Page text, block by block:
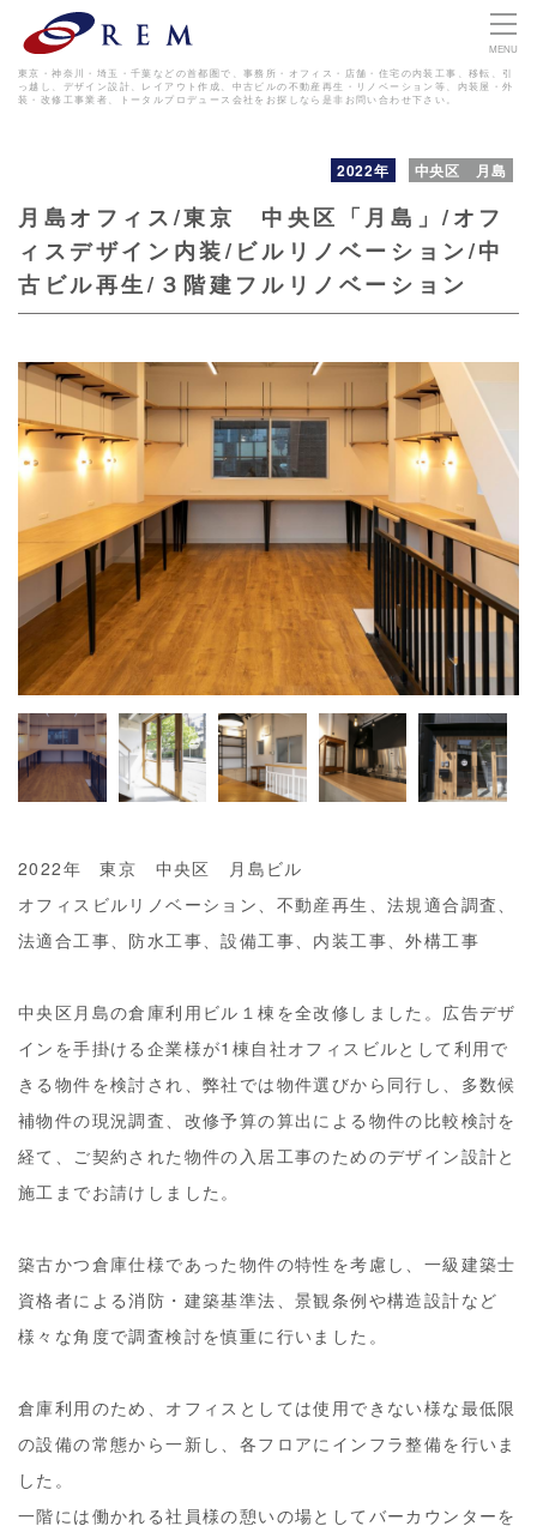
東京・神奈川・埼玉・千葉などの首都圏で、事務所・オフィス・店舗・住宅の内装工事、移転、引
っ越し、デザイン設計、レイアウト作成、 中古ビルの不動産再生・リノベーション等、内装屋・外
装・改修工事業者、トータルプロデュース会社をお探しなら是非お問い合わせ下さい。
MENU
2022年 中央区 月島
月島オフィス/東京 中央区「月島」/オフ
ィスデザイン内装/ビルリノベーション/中
古ビル再生/３階建フルリノベーション
2022年 東京 中央区 月島ビル
オフィスビルリノベーション、不動産再生、法規適合調査、
法適合工事、防水工事、設備工事、内装工事、外構工事
中央区月島の倉庫利用ビル１棟を全改修しました。広告デザ
インを手掛ける企業様が1棟自社オフィスビルとして利用で
きる物件を検討され、弊社では物件選びから同行し、多数候
補物件の現況調査、改修予算の算出による物件の比較検討を
経て、ご契約された物件の入居工事のためのデザイン設計と
施工までお請けしました。
築古かつ倉庫仕様であった物件の特性を考慮し、一級建築士
資格者による消防・建築基準法、景観条例や構造設計など
様々な角度で調査検討を慎重に行いました。
倉庫利用のため、オフィスとしては使用できない様な最低限
の設備の常態から一新し、各フロアにインフラ整備を行いま
した。
一階には働かれる社員様の憩いの場としてバーカウンターを